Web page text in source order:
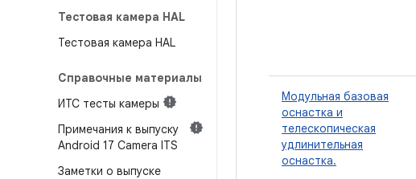
Тестовая камера HAL
Тестовая камера HAL
Справочные материалы
ИТС тесты камеры
Примечания к выпуску
Android 17 Camera ITS
Заметки о выпуске
Модульная базовая
оснастка и
телескопическая
удлинительная
оснастка.